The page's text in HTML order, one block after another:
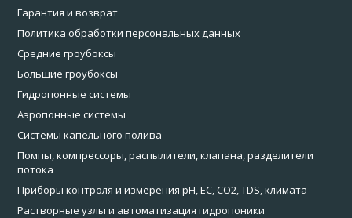
Гарантия и возврат
Политика обработки персональных данных
Средние гроубоксы
Большие гроубоксы
Гидропонные системы
Аэропонные системы
Системы капельного полива
Помпы, компрессоры, распылители, клапана, разделители
потока
Приборы контроля и измерения pH, EC, CO2, TDS, климата
Растворные узлы и автоматизация гидропоники